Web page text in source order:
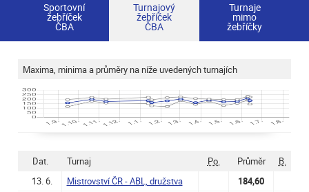
Sportovní
žebříček
ČBA
Turnajový
žebříček
ČBA
Turnaje
mimo
žebříčky
Maxima, minima a průměry na níže uvedených turnajích
Dat. Turnaj Po. Průměr
B.
13. 6.
Mistrovství ČR - ABL, družstva 184,60